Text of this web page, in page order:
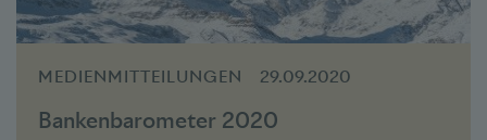
MEDIENMITTEILUNGEN 29.09.2020
Bankenbarometer 2020